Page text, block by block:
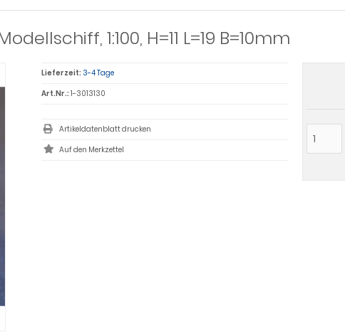
1:100, H=11 L=19 B=10mm
Lieferzeit: 3-4 Tage
Art.Nr.: 1-3013130
Artikeldatenblatt drucken